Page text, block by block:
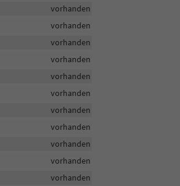
vorhanden
vorhanden
vorhanden
vorhanden
vorhanden
vorhanden
vorhanden
vorhanden
vorhanden
vorhanden
vorhanden